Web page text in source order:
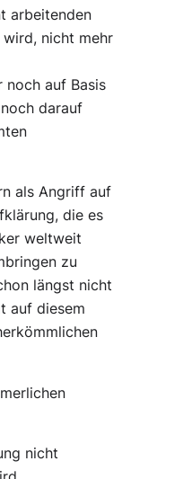
arbeitenden
nicht mehr
noch auf Basis
darauf
als Angriff auf
die es
weltweit
zu
längst nicht
auf diesem
nicht